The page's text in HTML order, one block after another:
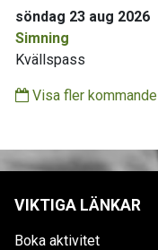
söndag 23 aug 2026
Simning
Kvällspass
Visa fler kommande
VIKTIGA LÄNKAR
Boka aktivitet